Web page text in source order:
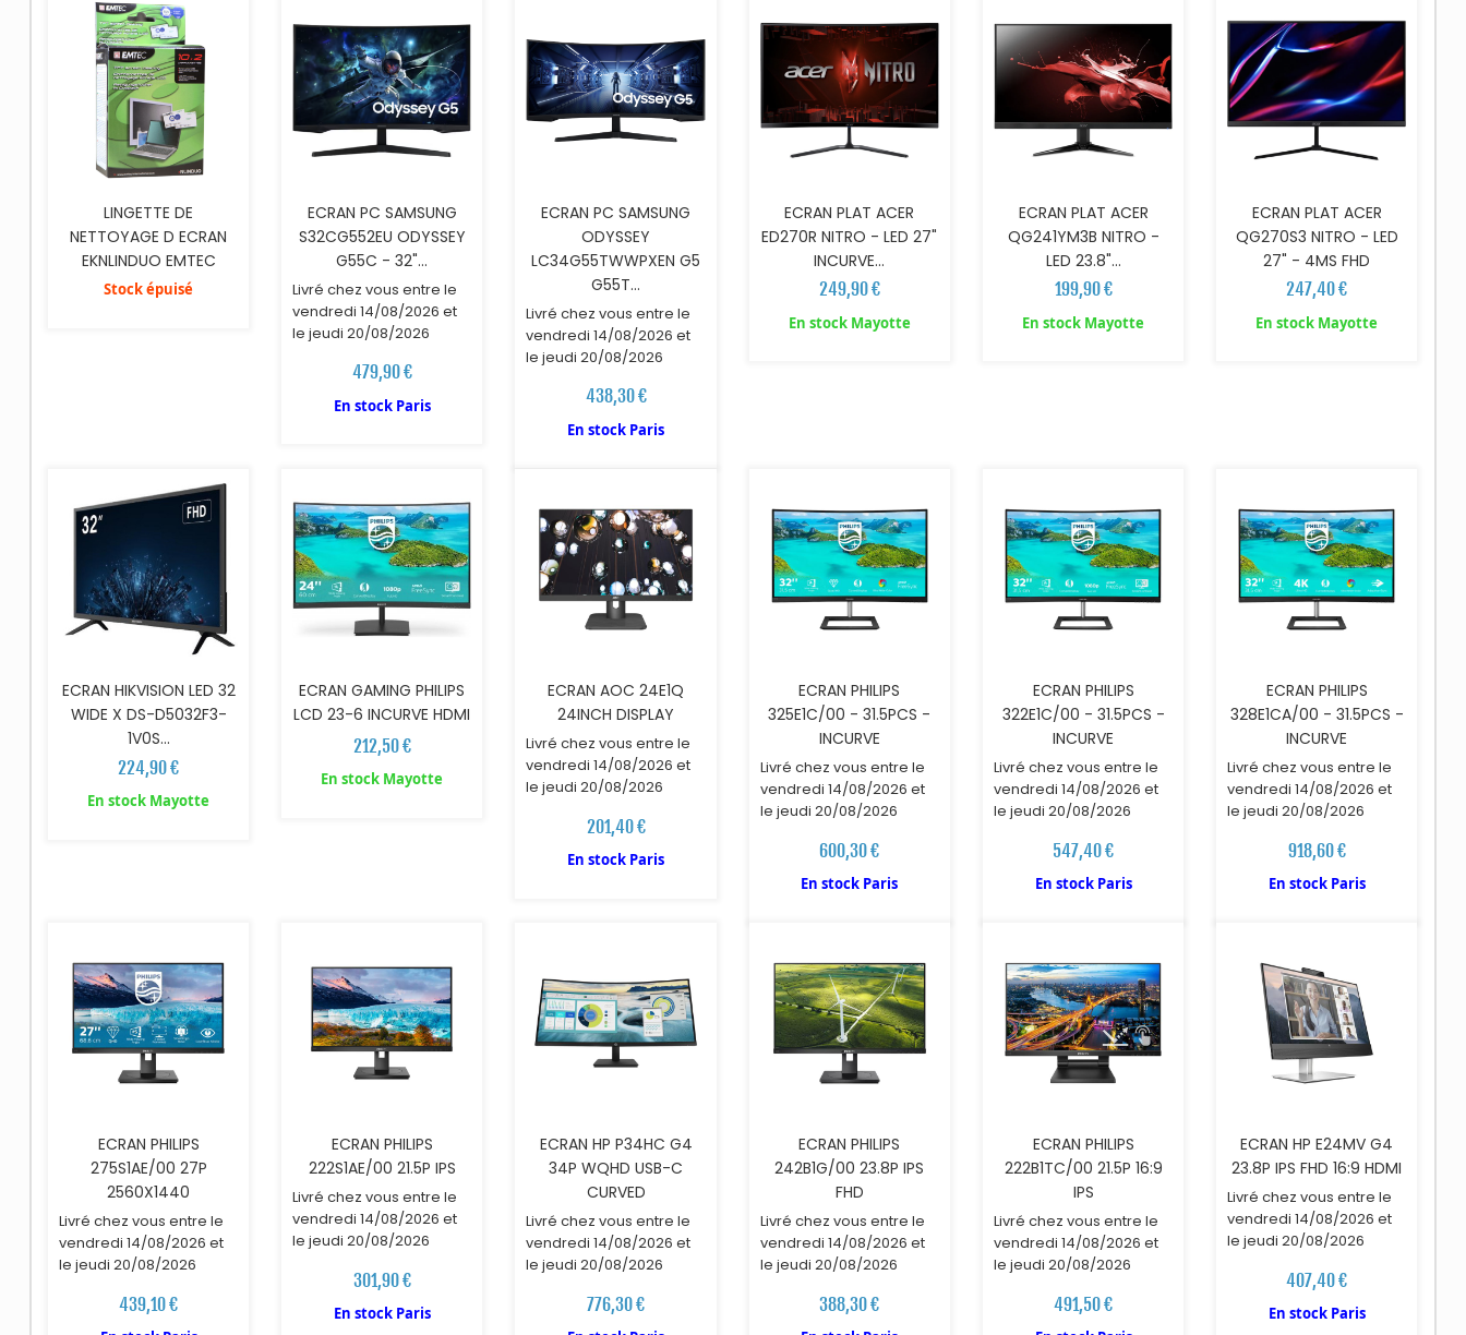
LINGETTE DE
NETTOYAGE D ECRAN
EKNLINDUO EMTEC
Stock épuisé
ECRAN PC SAMSUNG
S32CG552EU ODYSSEY
G55C - 32"...
Livré chez vous entre le
vendredi 14/08/2026 et
le jeudi 20/08/2026
479,90 €
En stock Paris
ECRAN PC SAMSUNG
ODYSSEY
LC34G55TWWPXEN G5
G55T...
Livré chez vous entre le
vendredi 14/08/2026 et
le jeudi 20/08/2026
438,30 €
En stock Paris
ECRAN PLAT ACER
ED270R NITRO - LED 27"
INCURVE...
249,90 €
En stock Mayotte
ECRAN PLAT ACER
QG241YM3B NITRO -
LED 23.8"...
199,90 €
En stock Mayotte
ECRAN PLAT ACER
QG270S3 NITRO - LED
27" - 4MS FHD
247,40 €
En stock Mayotte
ECRAN HIKVISION LED 32
WIDE X DS-D5032F3-
1V0S...
224,90 €
En stock Mayotte
ECRAN GAMING PHILIPS
LCD 23-6 INCURVE HDMI
212,50 €
En stock Mayotte
AJOUTER AU PANIER
ECRAN AOC 24E1Q
24INCH DISPLAY
Livré chez vous entre le
vendredi 14/08/2026 et
le jeudi 20/08/2026
201,40 €
En stock Paris
ECRAN PHILIPS
325E1C/00 - 31.5PCS -
INCURVE
Livré chez vous entre le
vendredi 14/08/2026 et
le jeudi 20/08/2026
600,30 €
En stock Paris
ECRAN PHILIPS
322E1C/00 - 31.5PCS -
INCURVE
Livré chez vous entre le
vendredi 14/08/2026 et
le jeudi 20/08/2026
547,40 €
En stock Paris
ECRAN PHILIPS
328E1CA/00 - 31.5PCS -
INCURVE
Livré chez vous entre le
vendredi 14/08/2026 et
le jeudi 20/08/2026
918,60 €
En stock Paris
ECRAN PHILIPS
275S1AE/00 27P
2560X1440
Livré chez vous entre le
vendredi 14/08/2026 et
le jeudi 20/08/2026
439,10 €
ECRAN PHILIPS
222S1AE/00 21.5P IPS
Livré chez vous entre le
vendredi 14/08/2026 et
le jeudi 20/08/2026
301,90 €
En stock Paris
ECRAN HP P34HC G4
34P WQHD USB-C
CURVED
Livré chez vous entre le
vendredi 14/08/2026 et
le jeudi 20/08/2026
776,30 €
AJOUTER AU PANIER
ECRAN PHILIPS
242B1G/00 23.8P IPS
FHD
Livré chez vous entre le
vendredi 14/08/2026 et
le jeudi 20/08/2026
388,30 €
AJOUTER AU PANIER
ECRAN PHILIPS
222B1TC/00 21.5P 16:9
IPS
Livré chez vous entre le
vendredi 14/08/2026 et
le jeudi 20/08/2026
491,50 €
AJOUTER AU PANIER
ECRAN HP E24MV G4
23.8P IPS FHD 16:9 HDMI
Livré chez vous entre le
vendredi 14/08/2026 et
le jeudi 20/08/2026
407,40 €
En stock Paris